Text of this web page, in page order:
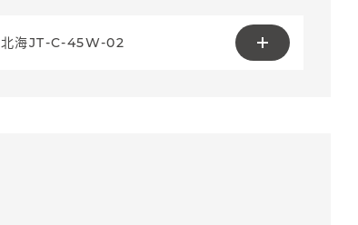
北海JT-C-45W-02